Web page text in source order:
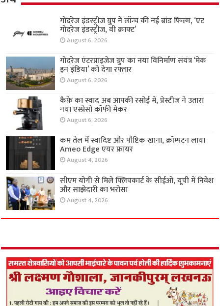
गोदरेज इंडस्ट्रीज ग्रुप ने लॉन्च की नई ब्रांड फिल्म, ‘एट
गोदरेज इंडस्ट्रीज, वी क्राफ्ट’
August 6, 2026
गोदरेज एंटरप्राइजेज ग्रुप का नया विनिर्माण संयंत्र ‘मेक
इन इंडिया’ को देगा रफ्तार
August 6, 2026
कैफ़े का स्वाद अब आपकी रसोई में, प्रेस्टीज ने उतारा
नया एस्प्रेसो कॉफी मेकर
August 6, 2026
कम तेल में स्वादिष्ट और पौष्टिक खाना, क्रॉम्पटन लाया
Ameo Edge एयर फ्रायर
August 4, 2026
सीएम योगी से मिले फ्लिपकार्ट के सीईओ, यूपी में निवेश
और साझेदारी का भरोसा
August 4, 2026